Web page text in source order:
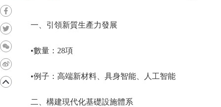
一、引領新質生產力發展
•數量：28項
•例子：高端新材料、具身智能、人工智能
二、構建現代化基礎設施體系